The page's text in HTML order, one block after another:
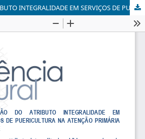
AVALIAÇÃO DO ATRIBUTO INTEGRALIDADE EM SERVIÇOS DE PUERICULTURA NA ATENÇÃO PRIMÁRIA À SAÚDE